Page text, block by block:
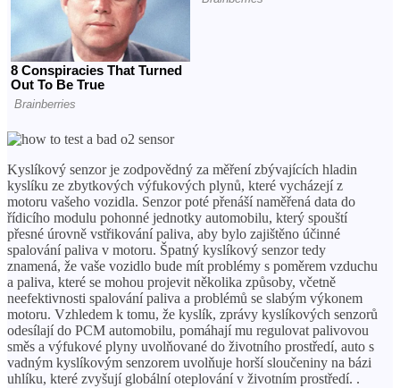
Kyslíkový senzor je zodpovědný za měření zbývajících hladin
kyslíku ze zbytkových výfukových plynů, které vycházejí z
motoru vašeho vozidla. Senzor poté přenáší naměřená data do
řídicího modulu pohonné jednotky automobilu, který spouští
přesné úrovně vstřikování paliva, aby bylo zajištěno účinné
spalování paliva v motoru. Špatný kyslíkový senzor tedy
znamená, že vaše vozidlo bude mít problémy s poměrem vzduchu
a paliva, které se mohou projevit několika způsoby, včetně
neefektivnosti spalování paliva a problémů se slabým výkonem
motoru. Vzhledem k tomu, že kyslík, zprávy kyslíkových senzorů
odesílají do PCM automobilu, pomáhají mu regulovat palivovou
směs a výfukové plyny uvolňované do životního prostředí, auto s
vadným kyslíkovým senzorem uvolňuje horší sloučeniny na bázi
uhlíku, které zvyšují globální oteplování v životním prostředí. .